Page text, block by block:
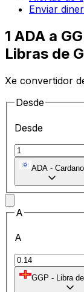
Enviar
1 ADA a
Libras de
Xe convertidor
Desde
Desde
ADA - Cardano
A
A
GGP - Libra